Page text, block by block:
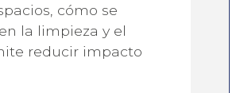
cómo se
la limpieza y el
reducir impacto